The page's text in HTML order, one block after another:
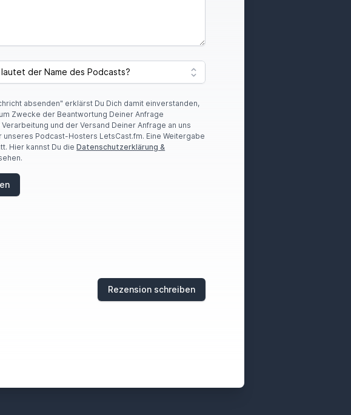
absenden" erklärst Du Dich damit einverstanden,
Zwecke der Beantwortung Deiner Anfrage
und der Versand Deiner Anfrage an uns
Podcast-Hosters LetsCast.fm. Eine Weitergabe
Hier kannst Du dieDatenschutzerklärung &
Rezension schreiben